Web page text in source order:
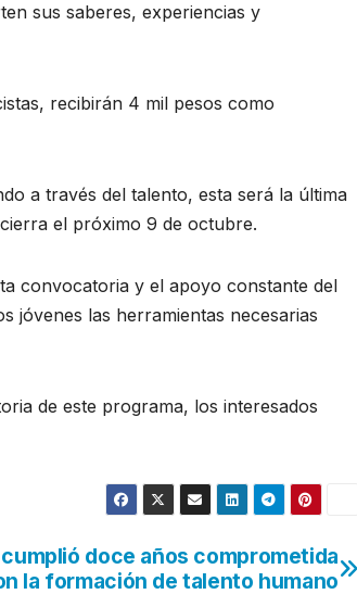
sus saberes, experiencias y
recibirán 4 mil pesos como
a través del talento, esta será la última
el próximo 9 de octubre.
convocatoria y el apoyo constante del
jóvenes las herramientas necesarias
de este programa, los interesados
cumplió doce años comprometida
la formación de talento humano